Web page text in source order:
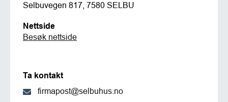
Selbuvegen 817, 7580 SELBU
Nettside
Besøk nettside
Ta kontakt
firmapost@selbuhus.no